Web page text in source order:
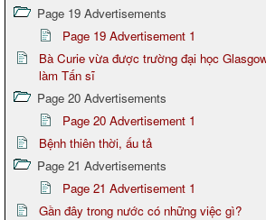
Page 19 Advertisements
Page 19 Advertisement 1
Bà Curie vừa được trường đại học
làm Tấn sĩ
Page 20 Advertisements
Page 20 Advertisement 1
Bệnh thiên thời, ấu tả
Page 21 Advertisements
Page 21 Advertisement 1
Gần đây trong nước có những việc gì?